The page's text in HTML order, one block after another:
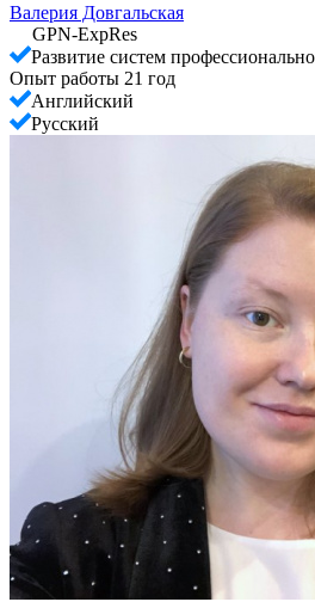
Валерия Довгальская
GPN-ExpRes
Развитие систем
Опыт работы 21 год
Английский
Русский